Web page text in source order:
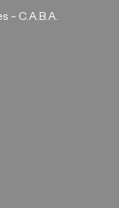
- C.A.B.A.